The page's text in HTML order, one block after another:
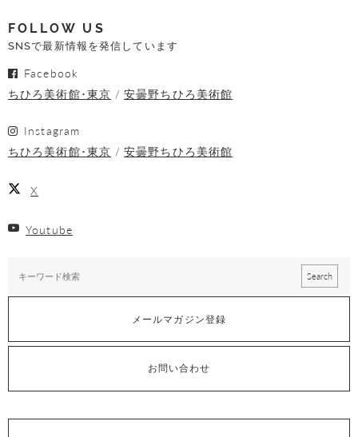
FOLLOW US
SNSで最新情報を発信しています
Facebook
ちひろ美術館･東京
安曇野ちひろ美術館
Instagram
ちひろ美術館･東京
安曇野ちひろ美術館
X
Youtube
メールマガジン登録
お問い合わせ